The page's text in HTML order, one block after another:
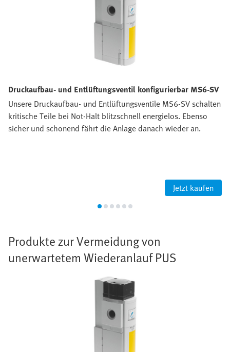
Druckaufbau- und Entlüftungsventil konfigurierbar MS6-SV
Unsere Druckaufbau- und Entlüftungsventile MS6-SV schalten
kritische Teile bei Not-Halt blitzschnell energielos. Ebenso
sicher und schonend fährt die Anlage danach wieder an.
Jetzt kaufen
Produkte zur Vermeidung von
unerwartetem Wiederanlauf PUS